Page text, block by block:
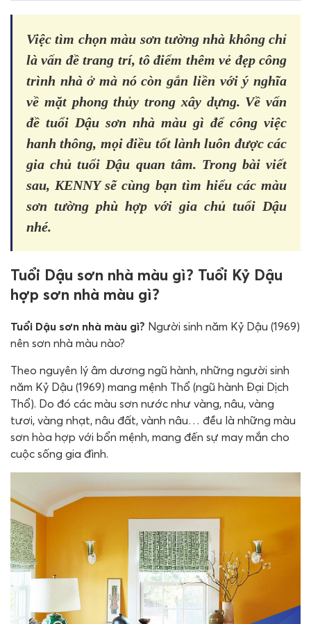
Việc tìm chọn màu sơn tường nhà không chỉ
là vấn đề trang trí, tô điểm thêm vẻ đẹp công
trình nhà ở mà nó còn gắn liền với ý nghĩa
về mặt phong thủy trong xây dựng. Về vấn
đề tuổi Dậu sơn nhà màu gì để công việc
hanh thông, mọi điều tốt lành luôn được các
gia chủ tuổi Dậu quan tâm. Trong bài viết
sau, KENNY sẽ cùng bạn tìm hiểu các màu
sơn tường phù hợp với gia chủ tuổi Dậu
nhé.
Tuổi Dậu sơn nhà màu gì? Tuổi Kỷ Dậu
hợp sơn nhà màu gì?
Tuổi Dậu sơn nhà màu gì? Người sinh năm Kỷ Dậu (1969)
nên sơn nhà màu nào?
Theo nguyên lý âm dương ngũ hành, những người sinh
năm Kỷ Dậu (1969) mang mệnh Thổ (ngũ hành Đại Dịch
Thổ). Do đó các màu sơn nước như vàng, nâu, vàng
tươi, vàng nhạt, nâu đất, vành nâu… đều là những màu
sơn hòa hợp với bổn mệnh, mang đến sự may mắn cho
cuộc sống gia đình.